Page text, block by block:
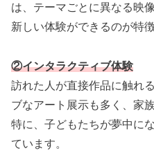
は、テーマごとに異なる映
新しい体験ができるのが特徴
②インタラクティブ体験
訪れた人が直接作品に触れ
ブなアート展示も多く、家
特に、子どもたちが夢中に
ています。